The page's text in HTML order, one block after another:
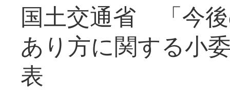
国土交通省 「今
あり方に関する小
表